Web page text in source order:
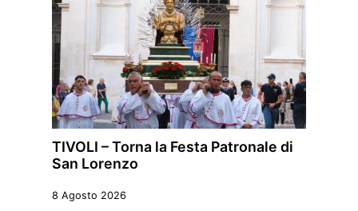
TIVOLI – Torna la Festa Patronale di
San Lorenzo
8 Agosto 2026